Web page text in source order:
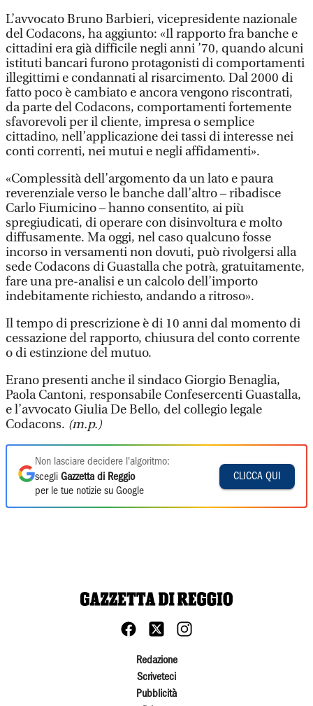
L’avvocato Bruno Barbieri, vicepresidente nazionale
del Codacons, ha aggiunto: «Il rapporto fra banche e
cittadini era già difficile negli anni ’70, quando alcuni
istituti bancari furono protagonisti di comportamenti
illegittimi e condannati al risarcimento. Dal 2000 di
fatto poco è cambiato e ancora vengono riscontrati,
da parte del Codacons, comportamenti fortemente
sfavorevoli per il cliente, impresa o semplice
cittadino, nell’applicazione dei tassi di interesse nei
conti correnti, nei mutui e negli affidamenti».
«Complessità dell’argomento da un lato e paura
reverenziale verso le banche dall’altro – ribadisce
Carlo Fiumicino – hanno consentito, ai più
spregiudicati, di operare con disinvoltura e molto
diffusamente. Ma oggi, nel caso qualcuno fosse
incorso in versamenti non dovuti, può rivolgersi alla
sede Codacons di Guastalla che potrà, gratuitamente,
fare una pre-analisi e un calcolo dell’importo
indebitamente richiesto, andando a ritroso».
Il tempo di prescrizione è di 10 anni dal momento di
cessazione del rapporto, chiusura del conto corrente
o di estinzione del mutuo.
Erano presenti anche il sindaco Giorgio Benaglia,
Paola Cantoni, responsabile Confesercenti Guastalla,
e l’avvocato Giulia De Bello, del collegio legale
Codacons. (m.p.)
Non lasciare decidere l'algoritmo:
scegli Gazzetta di Reggio
per le tue notizie su Google
CLICCA QUI
Redazione
Scriveteci
Pubblicità